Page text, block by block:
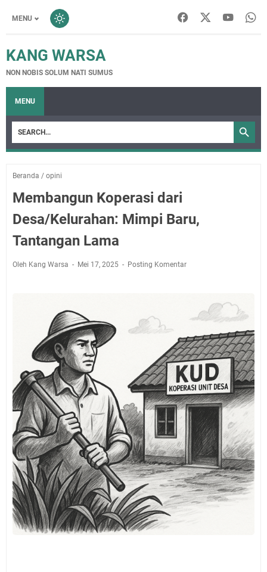
MENU
KANG WARSA
NON NOBIS SOLUM NATI SUMUS
MENU
Beranda / opini
Membangun Koperasi dari
Desa/Kelurahan: Mimpi Baru,
Tantangan Lama
Oleh Kang Warsa Mei 17, 2025 Posting Komentar